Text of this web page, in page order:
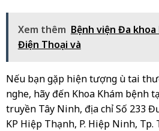
Xem thêm Bệnh viện Đa khoa
Điện Thoại và
Nếu bạn gặp hiện tượng ù tai
nghe, hãy đến Khoa Khám bệnh
truyền Tây Ninh, địa chỉ Số 233
KP Hiệp Thạnh, P. Hiệp Ninh, Tp.